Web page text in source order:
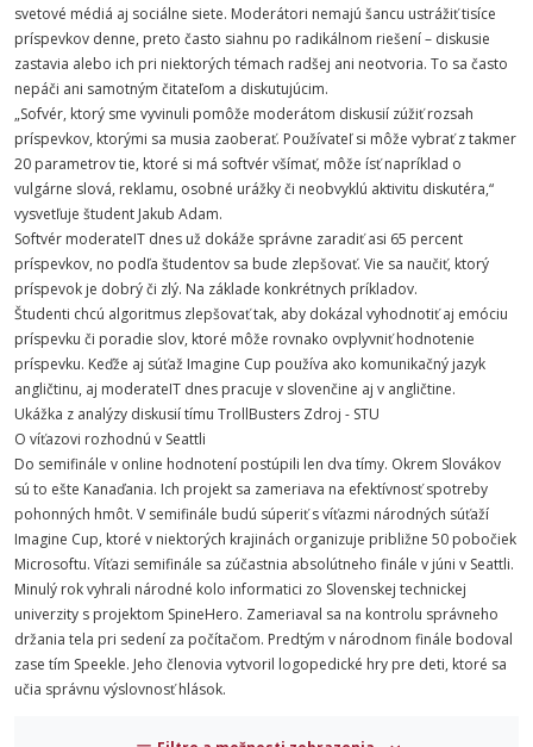
svetové médiá aj sociálne siete. Moderátori nemajú šancu ustrážiť tisíce
príspevkov denne, preto často siahnu po radikálnom riešení – diskusie
zastavia alebo ich pri niektorých témach radšej ani neotvoria. To sa často
nepáči ani samotným čitateľom a diskutujúcim.
„Sofvér, ktorý sme vyvinuli pomôže moderátom diskusií zúžiť rozsah
príspevkov, ktorými sa musia zaoberať. Používateľ si môže vybrať z takmer
20 parametrov tie, ktoré si má softvér všímať, môže ísť napríklad o
vulgárne slová, reklamu, osobné urážky či neobvyklú aktivitu diskutéra,“
vysvetľuje študent Jakub Adam.
Softvér moderateIT dnes už dokáže správne zaradiť asi 65 percent
príspevkov, no podľa študentov sa bude zlepšovať. Vie sa naučiť, ktorý
príspevok je dobrý či zlý. Na základe konkrétnych príkladov.
Študenti chcú algoritmus zlepšovať tak, aby dokázal vyhodnotiť aj emóciu
príspevku či poradie slov, ktoré môže rovnako ovplyvniť hodnotenie
príspevku. Keďže aj súťaž Imagine Cup používa ako komunikačný jazyk
angličtinu, aj moderateIT dnes pracuje v slovenčine aj v angličtine.
Ukážka z analýzy diskusií tímu TrollBusters Zdroj - STU
O víťazovi rozhodnú v Seattli
Do semifinále v online hodnotení postúpili len dva tímy. Okrem Slovákov
sú to ešte Kanaďania. Ich projekt sa zameriava na efektívnosť spotreby
pohonných hmôt. V semifinále budú súperiť s víťazmi národných súťaží
Imagine Cup, ktoré v niektorých krajinách organizuje približne 50 pobočiek
Microsoftu. Víťazi semifinále sa zúčastnia absolútneho finále v júni v Seattli.
Minulý rok vyhrali národné kolo informatici zo Slovenskej technickej
univerzity s projektom SpineHero. Zameriaval sa na kontrolu správneho
držania tela pri sedení za počítačom. Predtým v národnom finále bodoval
zase tím Speekle. Jeho členovia vytvoril logopedické hry pre deti, ktoré sa
učia správnu výslovnosť hlások.